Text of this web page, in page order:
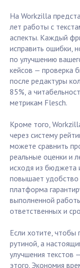
На Workzilla
лет работы с
аспекты. Каждый
исправить ошибки,
по улучшению
кейсов — проверка
после редактуры
85%, а
метрикам Flesch.
Кроме того,
через систему
можете сравнить
реальные оценки и
исходя из бюджета
повышает удобство
платформа
выполненной
ответственных и
Если хотите, чтобы
рутиной, а
улучшения текстов
этого. Экономия